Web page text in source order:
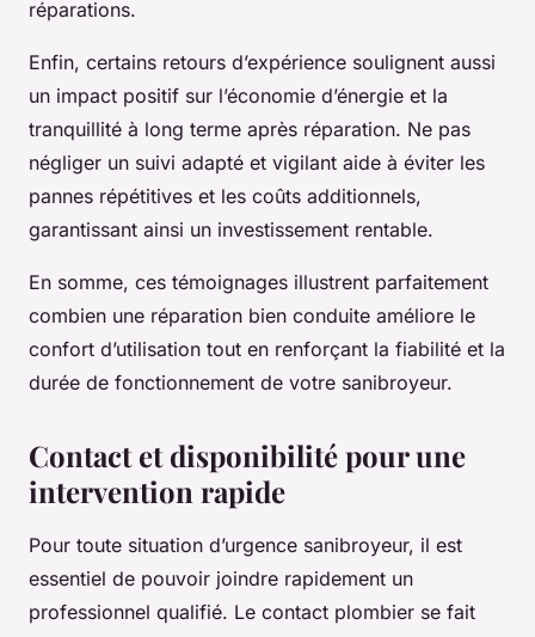
réparations.
Enfin, certains retours d’expérience soulignent aussi
un impact positif sur l’économie d’énergie et la
tranquillité à long terme après réparation. Ne pas
négliger un suivi adapté et vigilant aide à éviter les
pannes répétitives et les coûts additionnels,
garantissant ainsi un investissement rentable.
En somme, ces témoignages illustrent parfaitement
combien une réparation bien conduite améliore le
confort d’utilisation tout en renforçant la fiabilité et la
durée de fonctionnement de votre sanibroyeur.
Contact et disponibilité pour une
intervention rapide
Pour toute situation d’urgence sanibroyeur, il est
essentiel de pouvoir joindre rapidement un
professionnel qualifié. Le contact plombier se fait